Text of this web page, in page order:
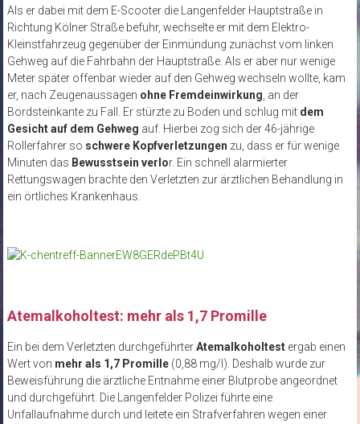
Als er dabei mit dem E-Scooter die Langenfelder Hauptstraße in
Richtung Kölner Straße befuhr, wechselte er mit dem Elektro-
Kleinstfahrzeug gegenüber der Einmündung zunächst vom linken
Gehweg auf die Fahrbahn der Hauptstraße. Als er aber nur wenige
Meter später offenbar wieder auf den Gehweg wechseln wollte, kam
er, nach Zeugenaussagen ohne Fremdeinwirkung, an der
Bordsteinkante zu Fall. Er stürzte zu Boden und schlug mit dem
Gesicht auf dem Gehweg auf. Hierbei zog sich der 46-jährige
Rollerfahrer so schwere Kopfverletzungen zu, dass er für wenige
Minuten das Bewusstsein verlor. Ein schnell alarmierter
Rettungswagen brachte den Verletzten zur ärztlichen Behandlung in
ein örtliches Krankenhaus.
Atemalkoholtest: mehr als 1,7 Promille
Ein bei dem Verletzten durchgeführterAtemalkoholtestergab einen
Wert von mehr als 1,7 Promille(0,88 mg/l). Deshalb wurde zur
Beweisführung die ärztliche Entnahme einer Blutprobe angeordnet
und durchgeführt. Die Langenfelder Polizei führte eine
Unfallaufnahme durch und leitete ein Strafverfahren wegen einer